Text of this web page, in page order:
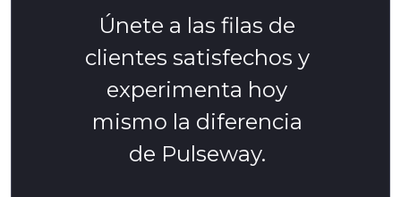
Únete a las filas de
clientes satisfechos y
experimenta hoy
mismo la diferencia
de Pulseway.